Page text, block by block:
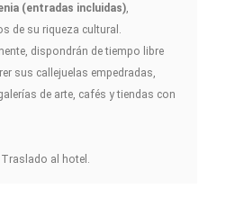
(entradas incluidas)
de su riqueza cultural.
dispondrán de tiempo libre
sus callejuelas empedradas,
de arte, cafés y tiendas con
al hotel.